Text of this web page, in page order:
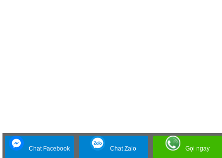
Chat Facebook Gọi ngay
Chat Zalo